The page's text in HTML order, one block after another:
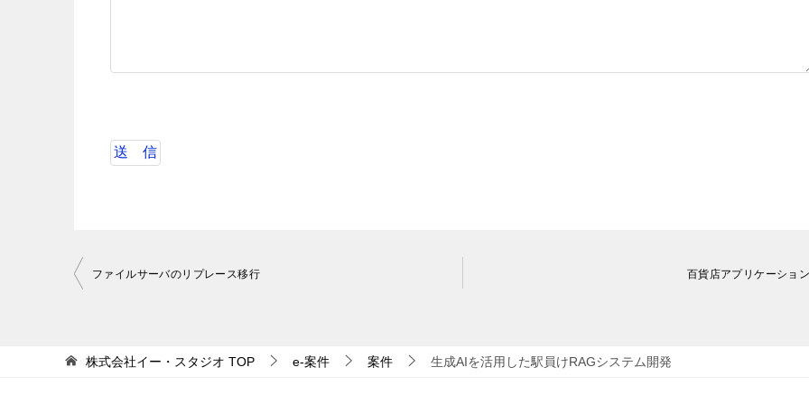
投
ビ
ファイルサーバのリプレース移行 百貨店アプリケーショ
株式会社イー・スタジオ TOP e-案件 案件 生成AIを活用した駅員けRAGシステム開発